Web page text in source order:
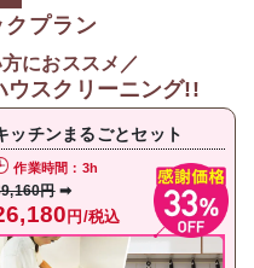
プラン
におススメ／
ウスクリーニング!!
ッチンまるごとセット
作業時間：3h
円 ➡
円/税込